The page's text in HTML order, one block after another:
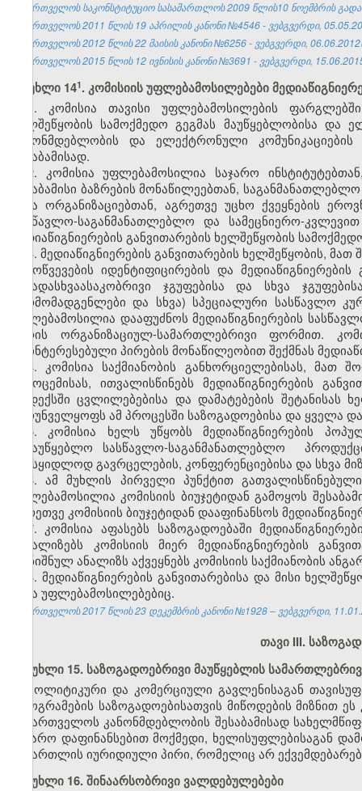
საქართველოს საკონსტიტუციო სასამართლოს 2009 წლის10 ნოემბრის
საქართველოს 2011 წლის 19 აპრილის კანონი №4546 - ვებგვერდი,
საქართველოს 2012 წლის 22 მაისის კანონი №6256 - ვებგვერდი,
საქართველოს 2015 წლის 12 ივნისის კანონი №3691 - ვებგვერდი,
მუხლი 14​1. კომისიის უფლებამოსილებები
1. კომისია თავისი უფლებამოსილების
ხელშეწყობის სამოქმედო გეგმას მაუწყებლობისა
კანონმდებლობის და ელექტრონული
შესაბამისად.
2. კომისია უფლებამოსილია საჯარო
შესაბამისი ბაზრების მონაწილეებთან,
სხვა ორგანიზაციებთან, აგრეთვე უცხო ქვეყნების
სასწავლო-საგანმანათლებლო და სამეცნიერო-
მედიაწიგნიერების განვითარების ხელშეწყობის
3. მედიაწიგნიერების განვითარების ხელშეწყობის,
გამოწვევების იდენტიფიცირების და
სხვადასხვაასაკობრივი ჯგუფებისა და სხვა
წარმომადგენლები და სხვა) სპეციალური სასწავლო
უფლებამოსილია დააფუძნოს მედიაწიგნიერების
პირის ორგანიზაციულ-სამართლებრივი ფორმით.
დაინტერესებული პირების მონაწილეობით შექმნას
4. კომისია საქმიანობის განხორციელებისას,
გამოცემისას, ითვალისწინებს მედიაწიგნიერების
კოდექსში ცვლილებებისა და დამატებების შეტანისას
უზრუნველყოფს ამ პროცესში საზოგადოებისა და ყველა
5. კომისია ხელს უწყობს მედიაწიგნიერების
სამაუწყებლო სასწავლო-საგანმანათლებლო
უსასყიდლოდ გავრცელების, კონფერენციებისა და სხვა
6. ამ მუხლის პირველი პუნქტით
უფლებამოსილია კომისიის ბიუჯეტიდან გამოყოს
აგრეთვე კომისიის ბიუჯეტიდან დააფინანსოს
7. კომისია აფასებს საზოგადოებაში
აანალიზებს კომისიის მიერ მედიაწიგნიერების
აღნიშნულ ანალიზს აქვეყნებს კომისიის საქმიანობის
8. მედიაწიგნიერების განვითარებისა და მისი
სხვა უფლებამოსილებებიც.
საქართველოს 2017 წლის 23 დეკემბრის კანონი №1928 – ვებგვერდი,
თავი III.
მუხლი 15. საზოგადოებრივი მაუწყებლის
პოლიტიკური და კომერციული გავლენისაგან
პროგრამების საზოგადოებისათვის მიწოდების მიზნით
საქართველოს კანონმდებლობის შესაბამისად
საჯარო დაფინანსებით მოქმედი, ხელისუფლებისაგან
სამართლის იურიდიული პირი, რომელიც არ
მუხლი 16. შინაარსობრივი ვალდებულებები